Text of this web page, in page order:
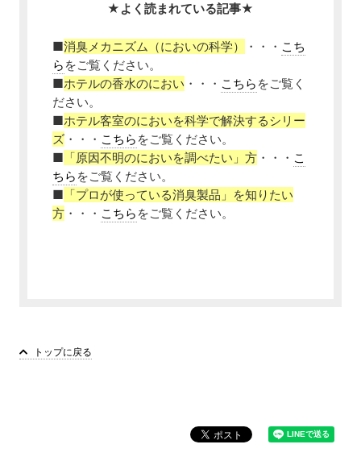
★よく読まれている記事★
■消臭メカニズム（においの科学） ・・・ こち
ら をご覧ください。
■ホテルの香水のにおい ・・・ こちら をご覧く
ださい。
■ホテル客室のにおいを科学で解決するシリー
ズ ・・・ こちら をご覧ください。
■ 「原因不明のにおいを調べたい」方 ・・・ こ
ちら をご覧ください。
■ 「プロが使っている消臭製品」を知りたい
方 ・・・ こちら をご覧ください。
トップに戻る